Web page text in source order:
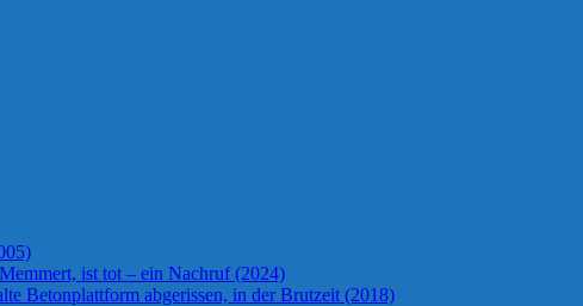
ist tot – ein Nachruf (2024)
Betonplattform abgerissen, in der Brutzeit (2018)